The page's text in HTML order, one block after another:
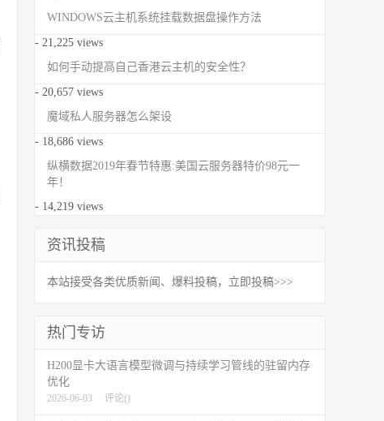
WINDOWS云主机系统挂载数据盘操作方法
- 21,225 views
如何手动提高自己香港云主机的安全性？
- 20,657 views
魔域私人服务器怎么架设
- 18,686 views
纵横数据2019年春节特惠:美国云服务器特价98元一
年！
- 14,219 views
资讯投稿
本站接受各类优质新闻、爆料投稿，立即投稿>>>
热门专访
H200显卡大语言模型微调与持续学习管线的驻留内存
优化
2026-06-03 评论()